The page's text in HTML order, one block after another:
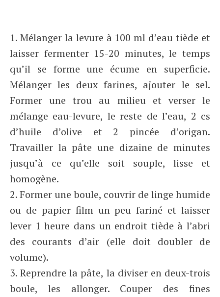
1. Mélanger la levure à 100 ml d’eau tiède et
laisser fermenter 15-20 minutes, le temps
qu’il se forme une écume en superficie.
Mélanger les deux farines, ajouter le sel.
Former une trou au milieu et verser le
mélange eau-levure, le reste de l’eau, 2 cs
d’huile d’olive et 2 pincée d’origan.
Travailler la pâte une dizaine de minutes
jusqu’à ce qu’elle soit souple, lisse et
homogène.
2. Former une boule, couvrir de linge humide
ou de papier film un peu fariné et laisser
lever 1 heure dans un endroit tiède à l’abri
des courants d’air (elle doit doubler de
volume).
3. Reprendre la pâte, la diviser en deux-trois
boule, les allonger. Couper des fines